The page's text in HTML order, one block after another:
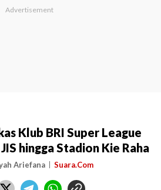
Klub BRI Super League
hingga Stadion Kie Raha
Ariefana Suara.Com